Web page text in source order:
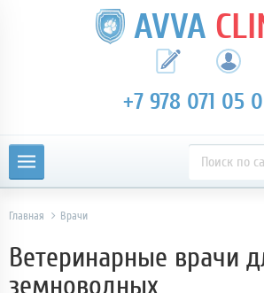
AVVA
+7 978 071 05
Главная Врачи
Ветеринарные врачи
земноводных